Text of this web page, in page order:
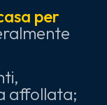
per
affollata;